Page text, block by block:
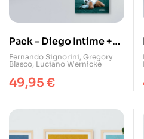
Pack – Diego Intime +
poster Maradona
(Napoli 89)
Fernando Signorini, Gregory
Blasco, Luciano Wernicke
49,95 €